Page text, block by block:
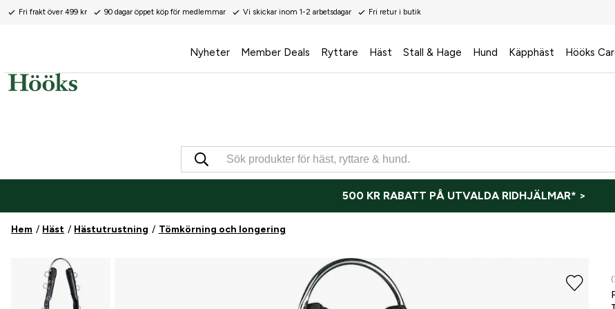
Fri frakt över 499 kr 90 dagar öppet köp för medlemmar Vi skickar inom 1-2 arbetsdagar Fri retur i butik
Nyheter Member Deals Ryttare Häst Stall & Hage Hund Käpphäst Hööks
500 KR RABATT PÅ UTVALDA RIDHJÄLMAR* >
Hem Häst Hästutrustning Tömkörning och longering